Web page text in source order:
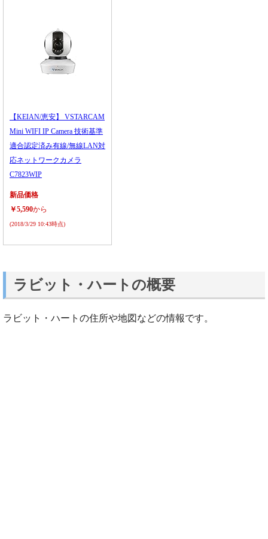
【KEIAN/恵安】 VSTARCAM
Mini WIFI IP Camera 技術基準
適合認定済み有線/無線LAN対
応ネットワークカメラ
C7823WIP
新品価格
￥5,590から
(2018/3/29 10:43時点)
ラビット・ハートの概要
ラビット・ハートの住所や地図などの情報です。